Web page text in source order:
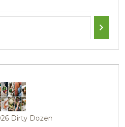
Dirty Dozen